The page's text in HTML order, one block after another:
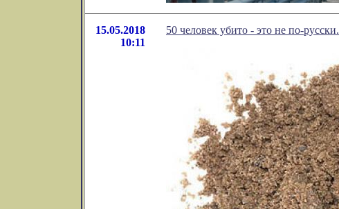
15.05.2018
10:11
50 человек убито - это не по-русски.